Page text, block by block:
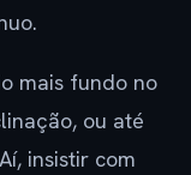
mais fundo no
ou até
insistir com